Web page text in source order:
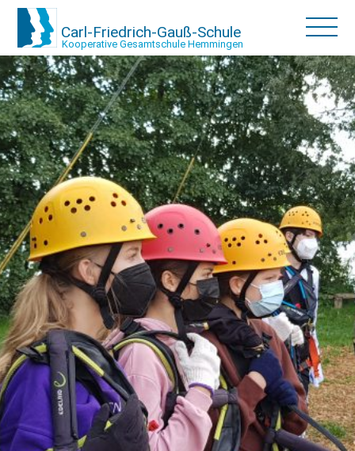
Carl-Friedrich-Gauß-Schule
Kooperative Gesamtschule Hemmingen